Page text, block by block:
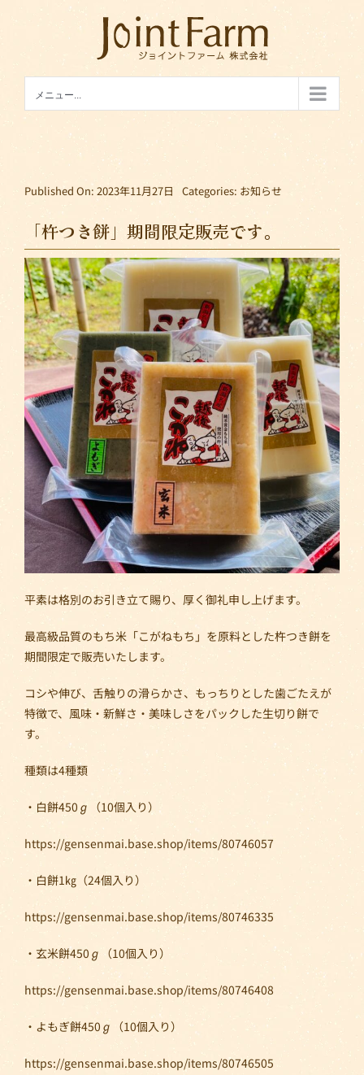
メニュー...
Published On: 2023年11月27日 Categories: お知らせ
「杵つき餅」期間限定販売です。
平素は格別のお引き立て賜り、厚く御礼申し上げます。
最高級品質のもち米「こがねもち」を原料とした杵つき餅を
期間限定で販売いたします。
コシや伸び、舌触りの滑らかさ、もっちりとした歯ごたえが
特徴で、風味・新鮮さ・美味しさをパックした生切り餅で
す。
種類は4種類
・白餅450ℊ（10個入り）
https://gensenmai.base.shop/items/80746057
・白餅1㎏（24個入り）
https://gensenmai.base.shop/items/80746335
・玄米餅450ℊ（10個入り）
https://gensenmai.base.shop/items/80746408
・よもぎ餅450ℊ（10個入り）
https://gensenmai.base.shop/items/80746505